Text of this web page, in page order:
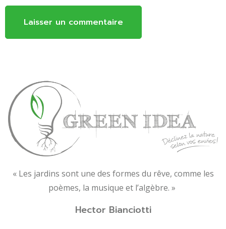
« Les jardins sont une des formes du rêve, comme les
poèmes, la musique et l’algèbre. »
Hector Bianciotti